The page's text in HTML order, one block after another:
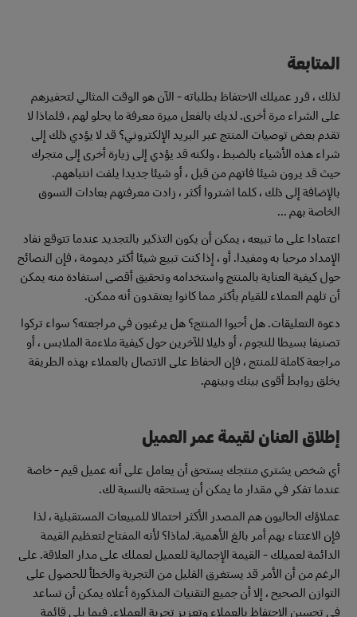
المتابعة
لذلك ، قرر عميلك الاحتفاظ بطلباته - الآن هو الوقت المثالي لتحفيزهم
على الشراء مرة أخرى. لديك بالفعل ميزة معرفة ما يحلو لهم ، فلماذا لا
تقدم بعض توصيات المنتج عبر البريد الإلكتروني؟ قد لا يؤدي ذلك إلى
شراء هذه الأشياء بالضبط ، ولكنه قد يؤدي إلى زيارة أخرى إلى متجرك
حيث قد يرون شيئا فاتهم من قبل ، أو شيئا جديدا يلفت انتباههم.
بالإضافة إلى ذلك ، كلما اشتروا أكثر ، زادت معرفتهم بعادات التسوق
الخاصة بهم ...
اعتمادا على ما تبيعه ، يمكن أن يكون التذكير بالتجديد عندما تتوقع نفاد
الإمداد مرحبا به ومفيدا. أو ، إذا كنت تبيع شيئا أكثر ديمومة ، فإن النصائح
حول كيفية العناية بالمنتج واستخدامه وتحقيق أقصى استفادة منه يمكن
أن تلهم العملاء للقيام بأكثر مما كانوا يعتقدون أنه ممكن.
دعوة التعليقات. هل أحبوا المنتج؟ هل يرغبون في مراجعته؟ سواء تركوا
تصنيفا بسيطا للنجوم ، أو دليلا للآخرين حول كيفية ملاءمة الملابس ، أو
مراجعة كاملة للمنتج ، فإن الحفاظ على الاتصال بالعملاء بهذه الطريقة
يخلق روابط أقوى بينك وبينهم.
إطلاق العنان لقيمة عمر العميل
أي شخص يشتري منتجك يستحق أن يعامل على أنه عميل قيم - خاصة
عندما تفكر في مقدار ما يمكن أن يستحقه بالنسبة لك.
عملاؤك الحاليون هم المصدر الأكثر احتمالا للمبيعات المستقبلية ، لذا
فإن الاعتناء بهم أمر بالغ الأهمية. لماذا؟ لأنه المفتاح لتعظيم القيمة
الدائمة لعميلك - القيمة الإجمالية للعميل لعملك على مدار العلاقة. على
الرغم من أن الأمر قد يستغرق القليل من التجربة والخطأ للحصول على
التوازن الصحيح ، إلا أن جميع التقنيات المذكورة أعلاه يمكن أن تساعد
في تحسين الاحتفاظ بالعملاء وتعزيز تجربة العملاء. فيما يلي قائمة